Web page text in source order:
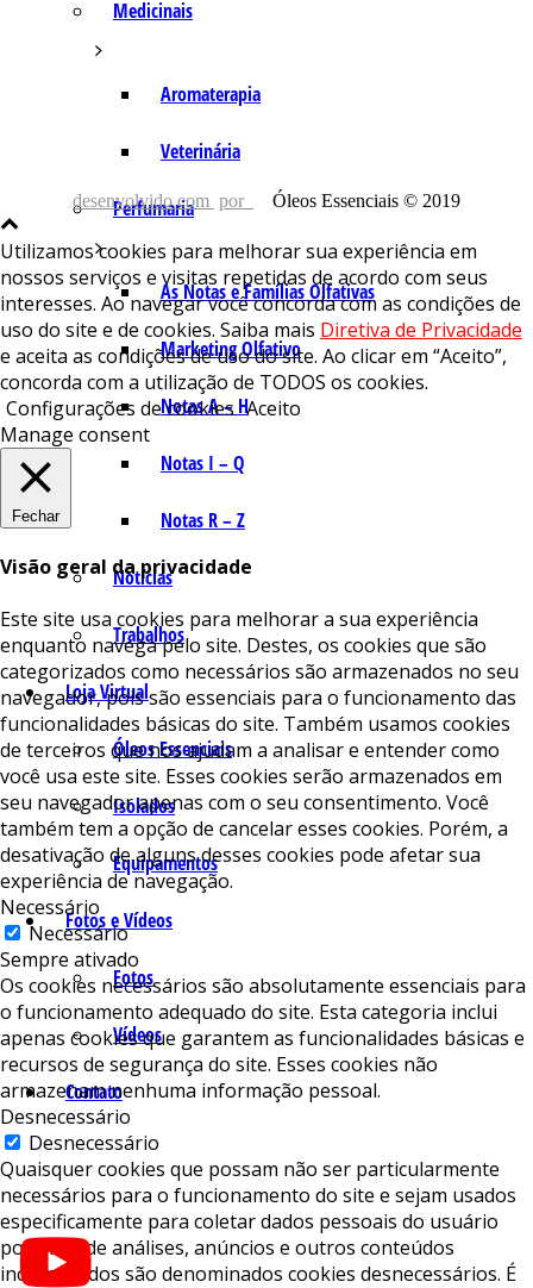
Medicinais
Aromaterapia
Veterinária
Perfumaria
As Notas e Famílias Olfativas
Marketing Olfativo
Notas A – H
Notas I – Q
Notas R – Z
Notícias
Trabalhos
Loja Virtual
Óleos Essenciais
Isolados
Equipamentos
Fotos e Vídeos
Fotos
Vídeos
Contato
desenvolvido com por Óleos Essenciais © 2019
Utilizamos cookies para melhorar sua experiência em
nossos serviços e visitas repetidas de acordo com seus
interesses. Ao navegar você concorda com as condições de
uso do site e de cookies. Saiba mais Diretiva de Privacidade
e aceita as condições de uso do site. Ao clicar em “Aceito”,
concorda com a utilização de TODOS os cookies.
Configurações de cookies Aceito
Manage consent
Fechar
Visão geral da privacidade
Este site usa cookies para melhorar a sua experiência
enquanto navega pelo site. Destes, os cookies que são
categorizados como necessários são armazenados no seu
navegador, pois são essenciais para o funcionamento das
funcionalidades básicas do site. Também usamos cookies
de terceiros que nos ajudam a analisar e entender como
você usa este site. Esses cookies serão armazenados em
seu navegador apenas com o seu consentimento. Você
também tem a opção de cancelar esses cookies. Porém, a
desativação de alguns desses cookies pode afetar sua
experiência de navegação.
Necessário
Necessário
Sempre ativado
Os cookies necessários são absolutamente essenciais para
o funcionamento adequado do site. Esta categoria inclui
apenas cookies que garantem as funcionalidades básicas e
recursos de segurança do site. Esses cookies não
armazenam nenhuma informação pessoal.
Desnecessário
Desnecessário
Quaisquer cookies que possam não ser particularmente
necessários para o funcionamento do site e sejam usados ​​
especificamente para coletar dados pessoais do usuário
por meio de análises, anúncios e outros conteúdos
incorporados são denominados cookies desnecessários. É